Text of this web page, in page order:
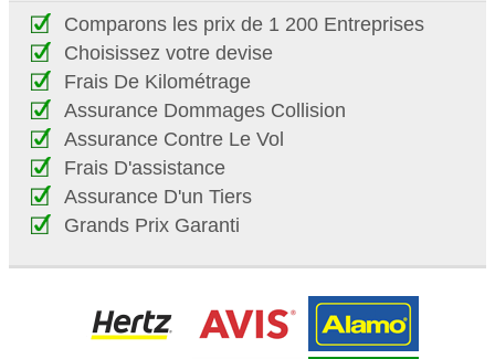
Comparons les prix de 1 200 Entreprises
Choisissez votre devise
Frais De Kilométrage
Assurance Dommages Collision
Assurance Contre Le Vol
Frais D'assistance
Assurance D'un Tiers
Grands Prix Garanti